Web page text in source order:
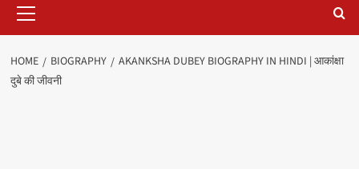
Menu
HOME BIOGRAPHY
AKANKSHA DUBEY BIOGRAPHY IN HINDI | आकांक्षा
दुबे की जीवनी